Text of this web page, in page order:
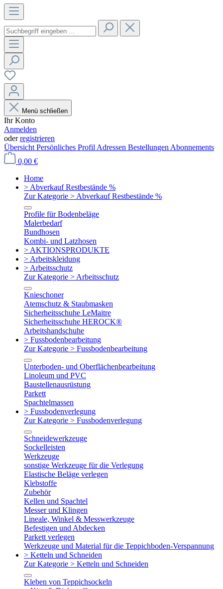
Menü schließen
Ihr Konto
Anmelden
oderregistrieren
Übersicht Persönliches Profil Adressen Bestellungen Abonnements
0,00 €
Home
> Abverkauf Restbestände %
Zur Kategorie > Abverkauf Restbestände %
Profile für Bodenbeläge
Malerbedarf
Bundhosen
Kombi- und Latzhosen
> AKTIONSPRODUKTE
> Arbeitskleidung
> Arbeitsschutz
Zur Kategorie > Arbeitsschutz
Knieschoner
Atemschutz & Staubmasken
Sicherheitsschuhe LeMaitre
Sicherheitsschuhe HEROCK®
Arbeitshandschuhe
> Fussbodenbearbeitung
Zur Kategorie > Fussbodenbearbeitung
Unterboden- und Oberflächenbearbeitung
Linoleum und PVC
Baustellenausrüstung
Parkett
Spachtelmassen
> Fussbodenverlegung
Zur Kategorie > Fussbodenverlegung
Schneidewerkzeuge
Sockelleisten
Werkzeuge
sonstige Werkzeuge für die Verlegung
Elastische Beläge verlegen
Klebstoffe
Zubehör
Kellen und Spachtel
Messer und Klingen
Lineale, Winkel & Messwerkzeuge
Befestigen und Abdecken
Parkett verlegen
Werkzeuge und Material für die Teppichboden-Verspannung
> Ketteln und Schneiden
Zur Kategorie > Ketteln und Schneiden
Kleben von Teppichsockeln